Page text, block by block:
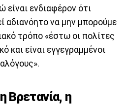
είναι ενδιαφέρον ότι
αδιανόητο να μην μπορούμε
τρόπο «έστω οι πολίτες
και είναι εγγεγραμμένοι
Βρετανία, η